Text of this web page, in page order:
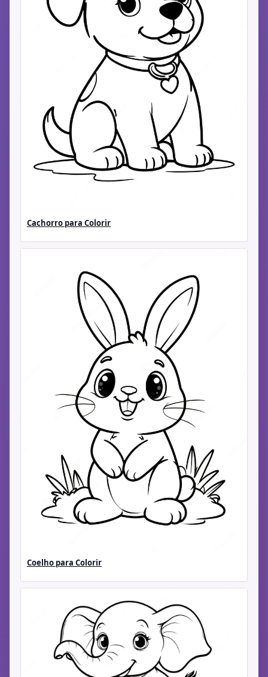
Cachorro para Colorir
Coelho para Colorir